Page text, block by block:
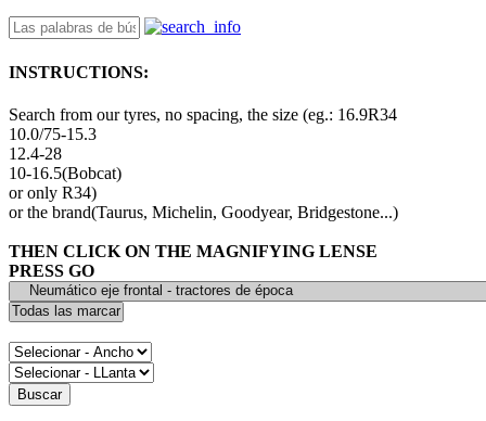
INSTRUCTIONS:
Search from our tyres, no spacing, the size (eg.: 16.9R34
10.0/75-15.3
12.4-28
10-16.5(Bobcat)
or only R34)
or the brand(Taurus, Michelin, Goodyear, Bridgestone...)
THEN CLICK ON THE MAGNIFYING LENSE
PRESS GO